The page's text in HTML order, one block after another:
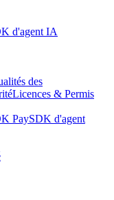
d'agent IA
des
Licences & Permis
PaySDK d'agent